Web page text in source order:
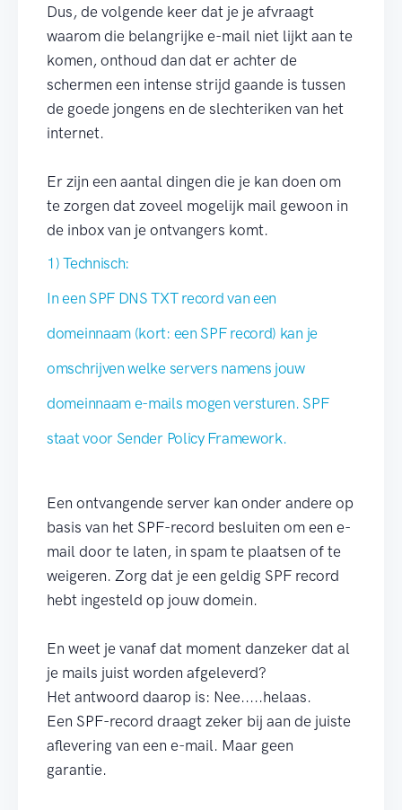
Dus, de volgende keer dat je je afvraagt
waarom die belangrijke e-mail niet lijkt aan te
komen, onthoud dan dat er achter de
schermen een intense strijd gaande is tussen
de goede jongens en de slechteriken van het
internet.
Er zijn een aantal dingen die je kan doen om
te zorgen dat zoveel mogelijk mail gewoon in
de inbox van je ontvangers komt.
1) Technisch:
In een SPF DNS TXT record van een
domeinnaam (kort: een SPF record) kan je
omschrijven welke servers namens jouw
domeinnaam e-mails mogen versturen. SPF
staat voor Sender Policy Framework.
Een ontvangende server kan onder andere op
basis van het SPF-record besluiten om een e-
mail door te laten, in spam te plaatsen of te
weigeren. Zorg dat je een geldig SPF record
hebt ingesteld op jouw domein.
En weet je vanaf dat moment danzeker dat al
je mails juist worden afgeleverd?
Het antwoord daarop is: Nee.....helaas.
Een SPF-record draagt zeker bij aan de juiste
aflevering van een e-mail. Maar geen
garantie.